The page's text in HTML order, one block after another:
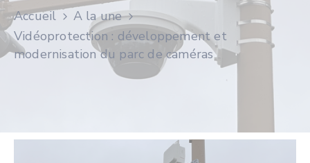
Accueil
A la une
Vidéoprotection : développement et
modernisation du parc de caméras